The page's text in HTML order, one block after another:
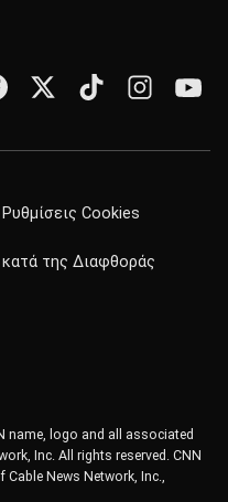
Ρυθμίσεις Cookies
κατά της Διαφθοράς
name, logo and all associated
Inc. All rights reserved. CNN
News Network, Inc.,